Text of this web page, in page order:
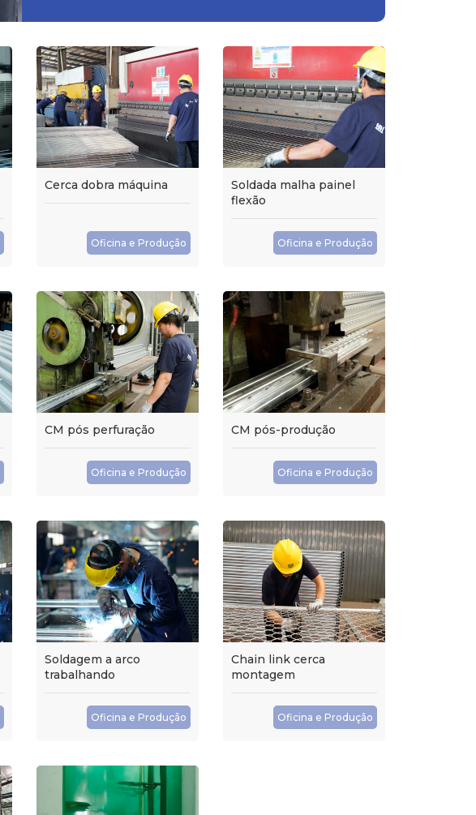
Cerca dobra máquina
Oficina e Produção
Soldada malha painel
flexão
Oficina e Produção
CM pós perfuração
Oficina e Produção
CM pós-produção
Oficina e Produção
Soldagem a arco
trabalhando
Oficina e Produção
Chain link cerca
montagem
Oficina e Produção